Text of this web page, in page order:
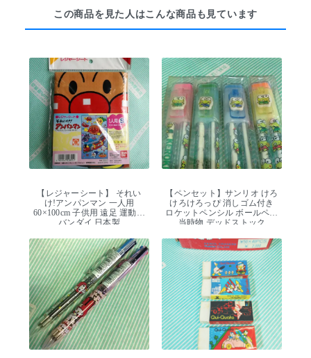
この商品を見た人はこんな商品も見ています
【レジャーシート】 それい
け!アンパンマン 一人用
60×100cm 子供用 遠足 運動会
バンダイ 日本製
【ペンセット】サンリオ けろ
けろけろっぴ 消しゴム付き
ロケットペンシル ボールペン
当時物 デッドストック